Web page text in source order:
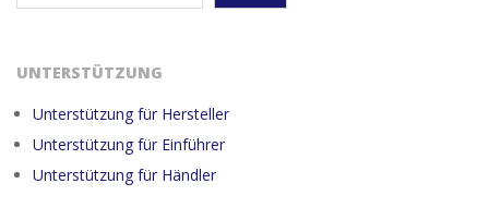
UNTERSTÜTZUNG
Unterstützung für Hersteller
Unterstützung für Einführer
Unterstützung für Händler